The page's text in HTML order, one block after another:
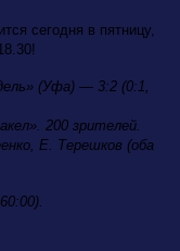
сегодня в пятницу,
(Уфа) — 3:2 (0:1,
200 зрителей.
Е. Терешков (оба